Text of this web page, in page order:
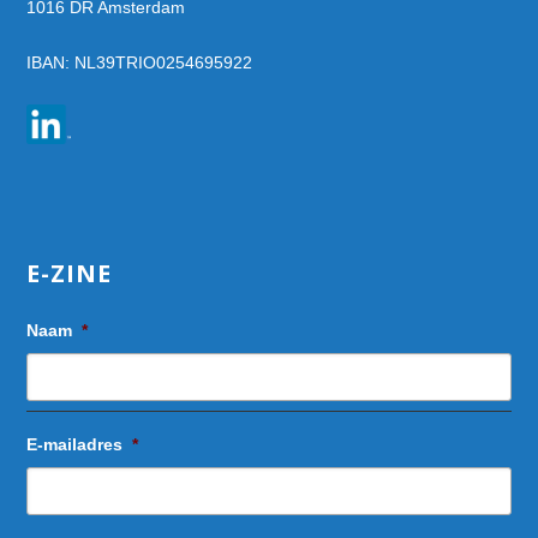
1016 DR Amsterdam
IBAN: NL39TRIO0254695922
E-ZINE
Naam *
E-mailadres *